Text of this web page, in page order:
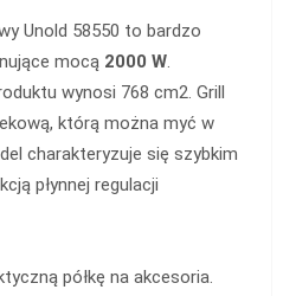
Unold 58550 to bardzo
mocą 2000 W.
wynosi 768 cm2. Grill
którą można myć w
charakteryzuje się szybkim
płynnej regulacji
półkę na akcesoria.